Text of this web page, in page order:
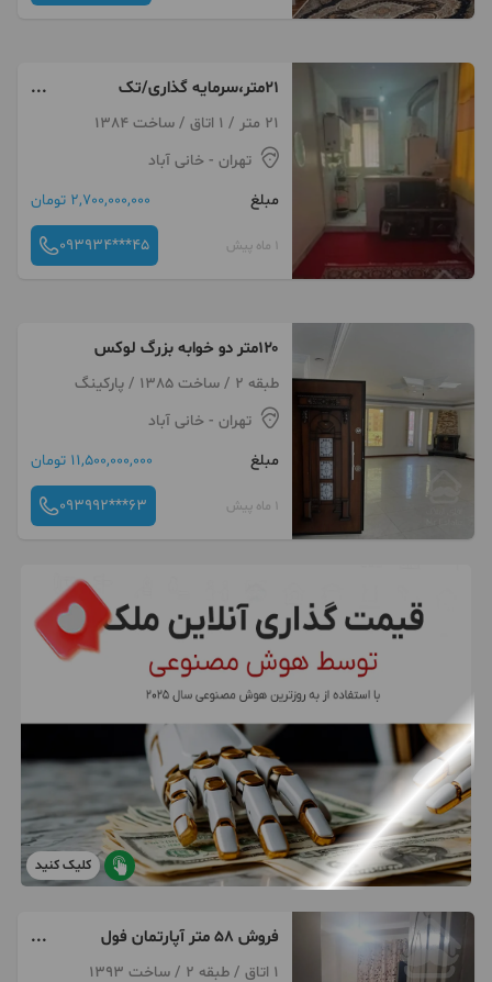
21متر،سرمایه گذاری/تک
واحدی،طبقه اول/ تختی
21 متر / 1 اتاق / ساخت 1384
تهران - خانی آباد
مبلغ
2,700,000,000 تومان
1 ماه پیش 093934***45
۱۲۰متر دو خوابه بزرگ لوکس
طبقه 2 / ساخت 1385 / پارکینگ
تهران - خانی آباد
مبلغ
11,500,000,000 تومان
1 ماه پیش 093992***63
کلیک کنید
فروش ۵۸ متر آپارتمان فول
امکانات1 اتاق / طبقه 2 / ساخت 1393